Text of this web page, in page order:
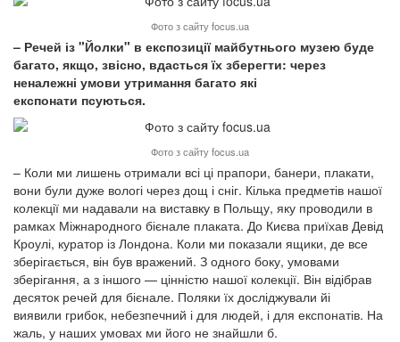
Фото з сайту focus.ua
– Речей із "Йолки" в експозиції майбутнього музею буде
багато, якщо, звісно, вдасться їх зберегти: через
неналежні умови утримання багато які
експонати псуються.
Фото з сайту focus.ua
– Коли ми лишень отримали всі ці прапори, банери, плакати,
вони були дуже вологі через дощ і сніг. Кілька предметів нашої
колекції ми надавали на виставку в Польщу, яку проводили в
рамках Міжнародного бієнале плаката. До Києва приїхав Девід
Кроулі, куратор із Лондона. Коли ми показали ящики, де все
зберігається, він був вражений. З одного боку, умовами
зберігання, а з іншого — цінністю нашої колекції. Він відібрав
десяток речей для бієнале. Поляки їх досліджували йі
виявили грибок, небезпечний і для людей, і для експонатів. На
жаль, у наших умовах ми його не знайшли б.